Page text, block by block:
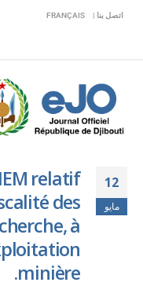
اتصل بنا | FRANÇAIS
12
مايو
relatif
des
à
minière.